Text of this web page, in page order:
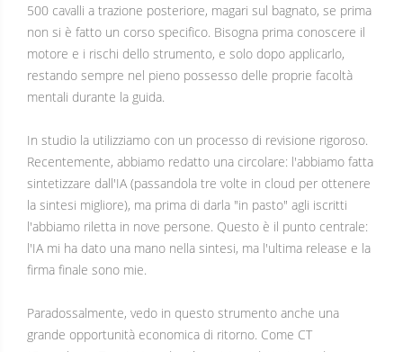
500 cavalli a trazione posteriore, magari sul bagnato, se prima
non si è fatto un corso specifico. Bisogna prima conoscere il
motore e i rischi dello strumento, e solo dopo applicarlo,
restando sempre nel pieno possesso delle proprie facoltà
mentali durante la guida.
In studio la utilizziamo con un processo di revisione rigoroso.
Recentemente, abbiamo redatto una circolare: l'abbiamo fatta
sintetizzare dall'IA (passandola tre volte in cloud per ottenere
la sintesi migliore), ma prima di darla "in pasto" agli iscritti
l'abbiamo riletta in nove persone. Questo è il punto centrale:
l'IA mi ha dato una mano nella sintesi, ma l'ultima release e la
firma finale sono mie.
Paradossalmente, vedo in questo strumento anche una
grande opportunità economica di ritorno. Come CT